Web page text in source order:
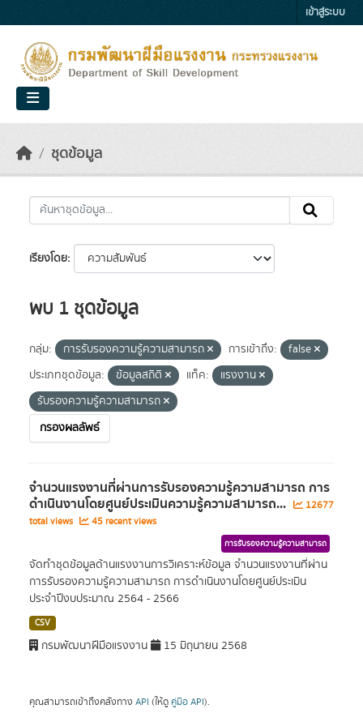
เข้าสู่ระบบ
ชุดข้อมูล
เรียงโดย
พบ 1 ชุดข้อมูล
กลุ่ม: การรับรองความรู้ความสามารถ การเข้าถึง:
false
ประเภทชุดข้อมูล:
ข้อมูลสถิติ แท็ค:
แรงงาน
รับรองความรู้ความสามารถ
กรองผลลัพธ์
จำนวนแรงงานที่ผ่านการรับรองความรู้ความสามารถ การ
ดำเนินงานโดยศูนย์ประเมินความรู้ความสามารถ...
12677
total views
45 recent views
การรับรองความรู้ความสามารถ
จัดทำชุดข้อมูลด้านแรงงานการวิเคราะห์ข้อมูล จำนวนแรงงานที่ผ่าน
การรับรองความรู้ความสามารถ การดำเนินงานโดยศูนย์ประเมิน
ประจำปีงบประมาณ 2564 - 2566
CSV
กรมพัฒนาฝีมือแรงงาน 15 มิถุนายน 2568
คุณสามารถเข้าถึงคลังทาง API (ให้ดู คู่มือ API).